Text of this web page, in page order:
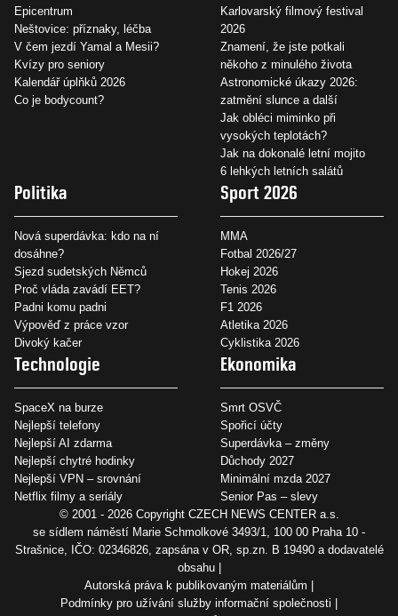
Epicentrum
Neštovice: příznaky, léčba
V čem jezdí Yamal a Mesii?
Kvízy pro seniory
Kalendář úplňků 2026
Co je bodycount?
Karlovarský filmový festival
2026
Znamení, že jste potkali
někoho z minulého života
Astronomické úkazy 2026:
zatmění slunce a další
Jak obléci miminko při
vysokých teplotách?
Jak na dokonalé letní mojito
6 lehkých letních salátů
Politika
Nová superdávka: kdo na ní
dosáhne?
Sjezd sudetských Němců
Proč vláda zavádí EET?
Padni komu padni
Výpověď z práce vzor
Divoký kačer
Sport 2026
MMA
Fotbal 2026/27
Hokej 2026
Tenis 2026
F1 2026
Atletika 2026
Cyklistika 2026
Technologie
SpaceX na burze
Nejlepší telefony
Nejlepší AI zdarma
Nejlepší chytré hodinky
Nejlepší VPN – srovnání
Netflix filmy a seriály
Ekonomika
Smrt OSVČ
Spořicí účty
Superdávka – změny
Důchody 2027
Minimální mzda 2027
Senior Pas – slevy
© 2001 - 2026 Copyright CZECH NEWS CENTER a.s.
se sídlem náměstí Marie Schmolkové 3493/1, 100 00 Praha 10 -
Strašnice, IČO: 02346826, zapsána v OR, sp.zn. B 19490 a dodavatelé
obsahu
Autorská práva k publikovaným materiálům
Podmínky pro užívání služby informační společnosti